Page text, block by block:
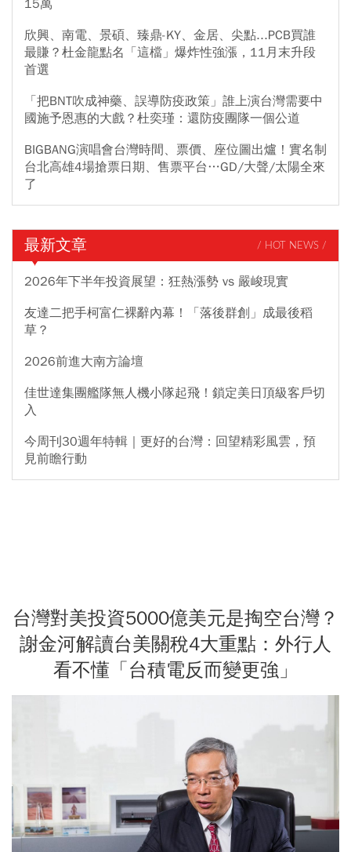
15萬
欣興、南電、景碩、臻鼎-KY、金居、尖點...PCB買誰
最賺？杜金龍點名「這檔」爆炸性強漲，11月末升段
首選
「把BNT吹成神藥、誤導防疫政策」誰上演台灣需要中
國施予恩惠的大戲？杜奕瑾：還防疫團隊一個公道
BIGBANG演唱會台灣時間、票價、座位圖出爐！實名制
台北高雄4場搶票日期、售票平台…GD/大聲/太陽全來
了
最新文章 / HOT NEWS /
2026年下半年投資展望：狂熱漲勢 vs 嚴峻現實
友達二把手柯富仁裸辭內幕！「落後群創」成最後稻
草？
2026前進大南方論壇
佳世達集團艦隊無人機小隊起飛！鎖定美日頂級客戶切
入
今周刊30週年特輯｜更好的台灣：回望精彩風雲，預
見前瞻行動
台灣對美投資5000億美元是掏空台灣？
謝金河解讀台美關稅4大重點：外行人
看不懂「台積電反而變更強」